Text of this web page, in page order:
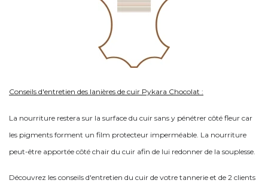
Conseils d'entretien des lanières de cuir Pykara Chocolat :
La nourriture restera sur la surface du cuir sans y pénétrer côté fleur car
les pigments forment un film protecteur imperméable. La nourriture
peut-être apportée côté chair du cuir afin de lui redonner de la souplesse.
Découvrez les conseils d'entretien du cuir de votre tannerie et de 2 clients